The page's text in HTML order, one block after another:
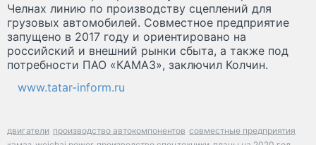
Челнах линию по производству сцеплений для
грузовых автомобилей. Совместное предприятие
запущено в 2017 году и ориентировано на
российский и внешний рынки сбыта, а также под
потребности ПАО «КАМАЗ», заключил Колчин.
www.tatar-inform.ru
двигатели производство автокомпонентов совместные предприятия